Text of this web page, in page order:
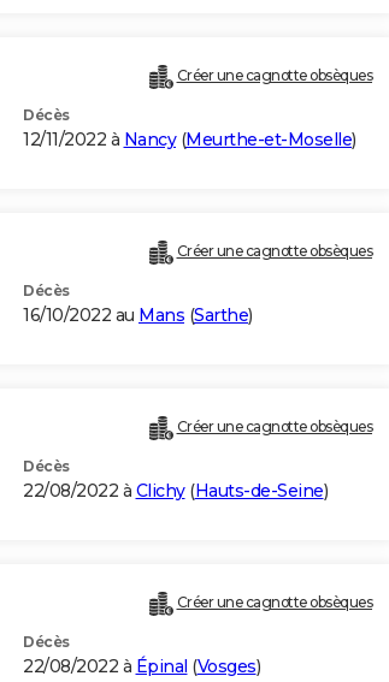
Créer une cagnotte obsèques
Décès
12/11/2022 à Nancy(Meurthe-et-Moselle)
Créer une cagnotte obsèques
Décès
16/10/2022 au Mans (Sarthe)
Créer une cagnotte obsèques
Décès
22/08/2022 à Clichy(Hauts-de-Seine)
Créer une cagnotte obsèques
Décès
22/08/2022 à Épinal (Vosges)